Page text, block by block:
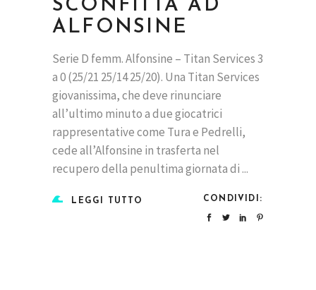
SCONFITTA AD
ALFONSINE
Serie D femm. Alfonsine – Titan Services 3
a 0 (25/21 25/14 25/20). Una Titan Services
giovanissima, che deve rinunciare
all’ultimo minuto a due giocatrici
rappresentative come Tura e Pedrelli,
cede all’Alfonsine in trasferta nel
recupero della penultima giornata di
LEGGI TUTTO CONDIVIDI: